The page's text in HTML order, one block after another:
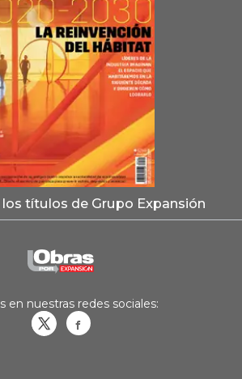
títulos de Grupo Expansión
en nuestras redes sociales: